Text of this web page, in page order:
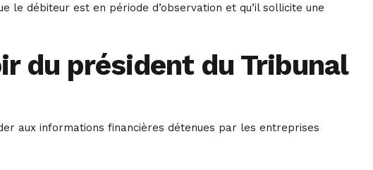
le débiteur est en période d’observation et qu’il sollicite une
du président du Tribunal
aux informations financières détenues par les entreprises